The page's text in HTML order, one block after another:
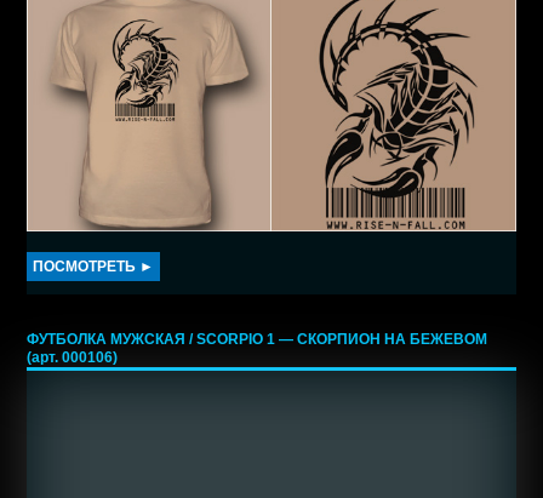
ПОСМОТРЕТЬ ►
ФУТБОЛКА МУЖСКАЯ / SCORPIO 1 — СКОРПИОН НА БЕЖЕВОМ
(арт. 000106)